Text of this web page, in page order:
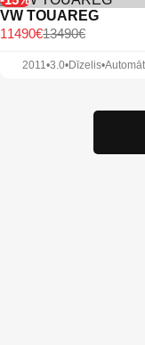
VW TOUAREG
13490€
11490€
2011•3.0•Dīzelis•